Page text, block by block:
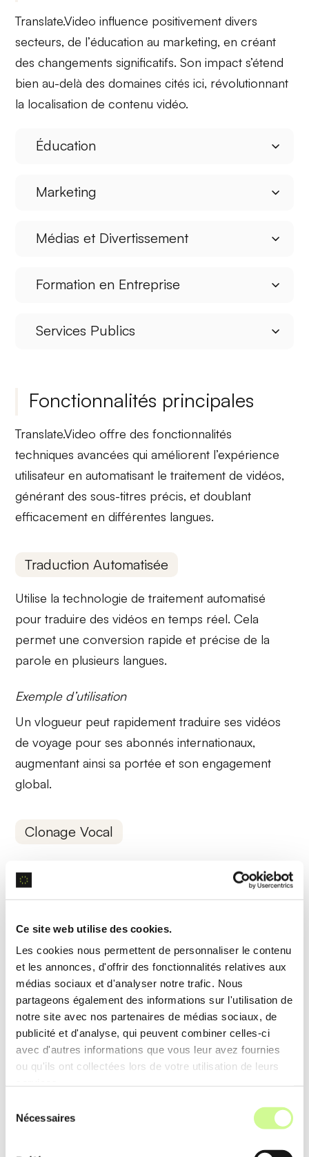
Ce site web utilise des cookies.
Les cookies nous permettent de personnaliser le contenu
et les annonces, d'offrir des fonctionnalités relatives aux
médias sociaux et d'analyser notre trafic. Nous
partageons également des informations sur l'utilisation de
notre site avec nos partenaires de médias sociaux, de
publicité et d'analyse, qui peuvent combiner celles-ci
avec d'autres informations que vous leur avez fournies
ou qu'ils ont collectées lors de votre utilisation de leurs
Nécessaires
Translate.Videoinfluence positivement divers
secteurs, de l’éducation au marketing, en créant
des changements significatifs. Son impact s’étend
bien au-delà des domaines cités ici, révolutionnant
la localisation de contenu vidéo.
Éducation
Marketing
Médias et Divertissement
Formation en Entreprise
Services Publics
Fonctionnalités principales
Translate.Video offre des fonctionnalités
techniques avancées qui améliorent l’expérience
utilisateur en automatisant le traitement de vidéos,
générant des sous-titres précis, et doublant
efficacement en différentes langues.
Traduction Automatisée
Utilise latechnologie de traitement automatisé
pour traduire des vidéos en temps réel. Cela
permet une conversion rapide et précise de la
parole en plusieurs langues.
Exemple d’utilisation
Un vlogueur peut rapidementtraduire ses vidéos
de voyage pour ses abonnés internationaux,
augmentant ainsi sa portée et son engagement
global.
Clonage Vocal
reproduire des voix naturelles dans différentes
cohérents.
Exemple d’utilisation
Une entreprise peut créer des vidéos
promotionnelles doublées de manière réaliste
dans plusieurs langues pour des marchés
étrangers, améliorant ainsi leur accessibilité.
Utilise des algorithmes avancés pour générer des
sous-titres automatiques